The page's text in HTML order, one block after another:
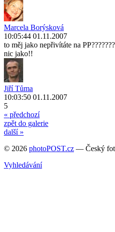
Marcela Borýsková
10:05:44 01.11.2007
to měj jako nepřivítáte na
nic jako!!
Jiří Tůma
10:03:50 01.11.2007
5
« předchozí
zpět do galerie
další »
© 2026 photoPOST.cz — Český
Vyhledávání